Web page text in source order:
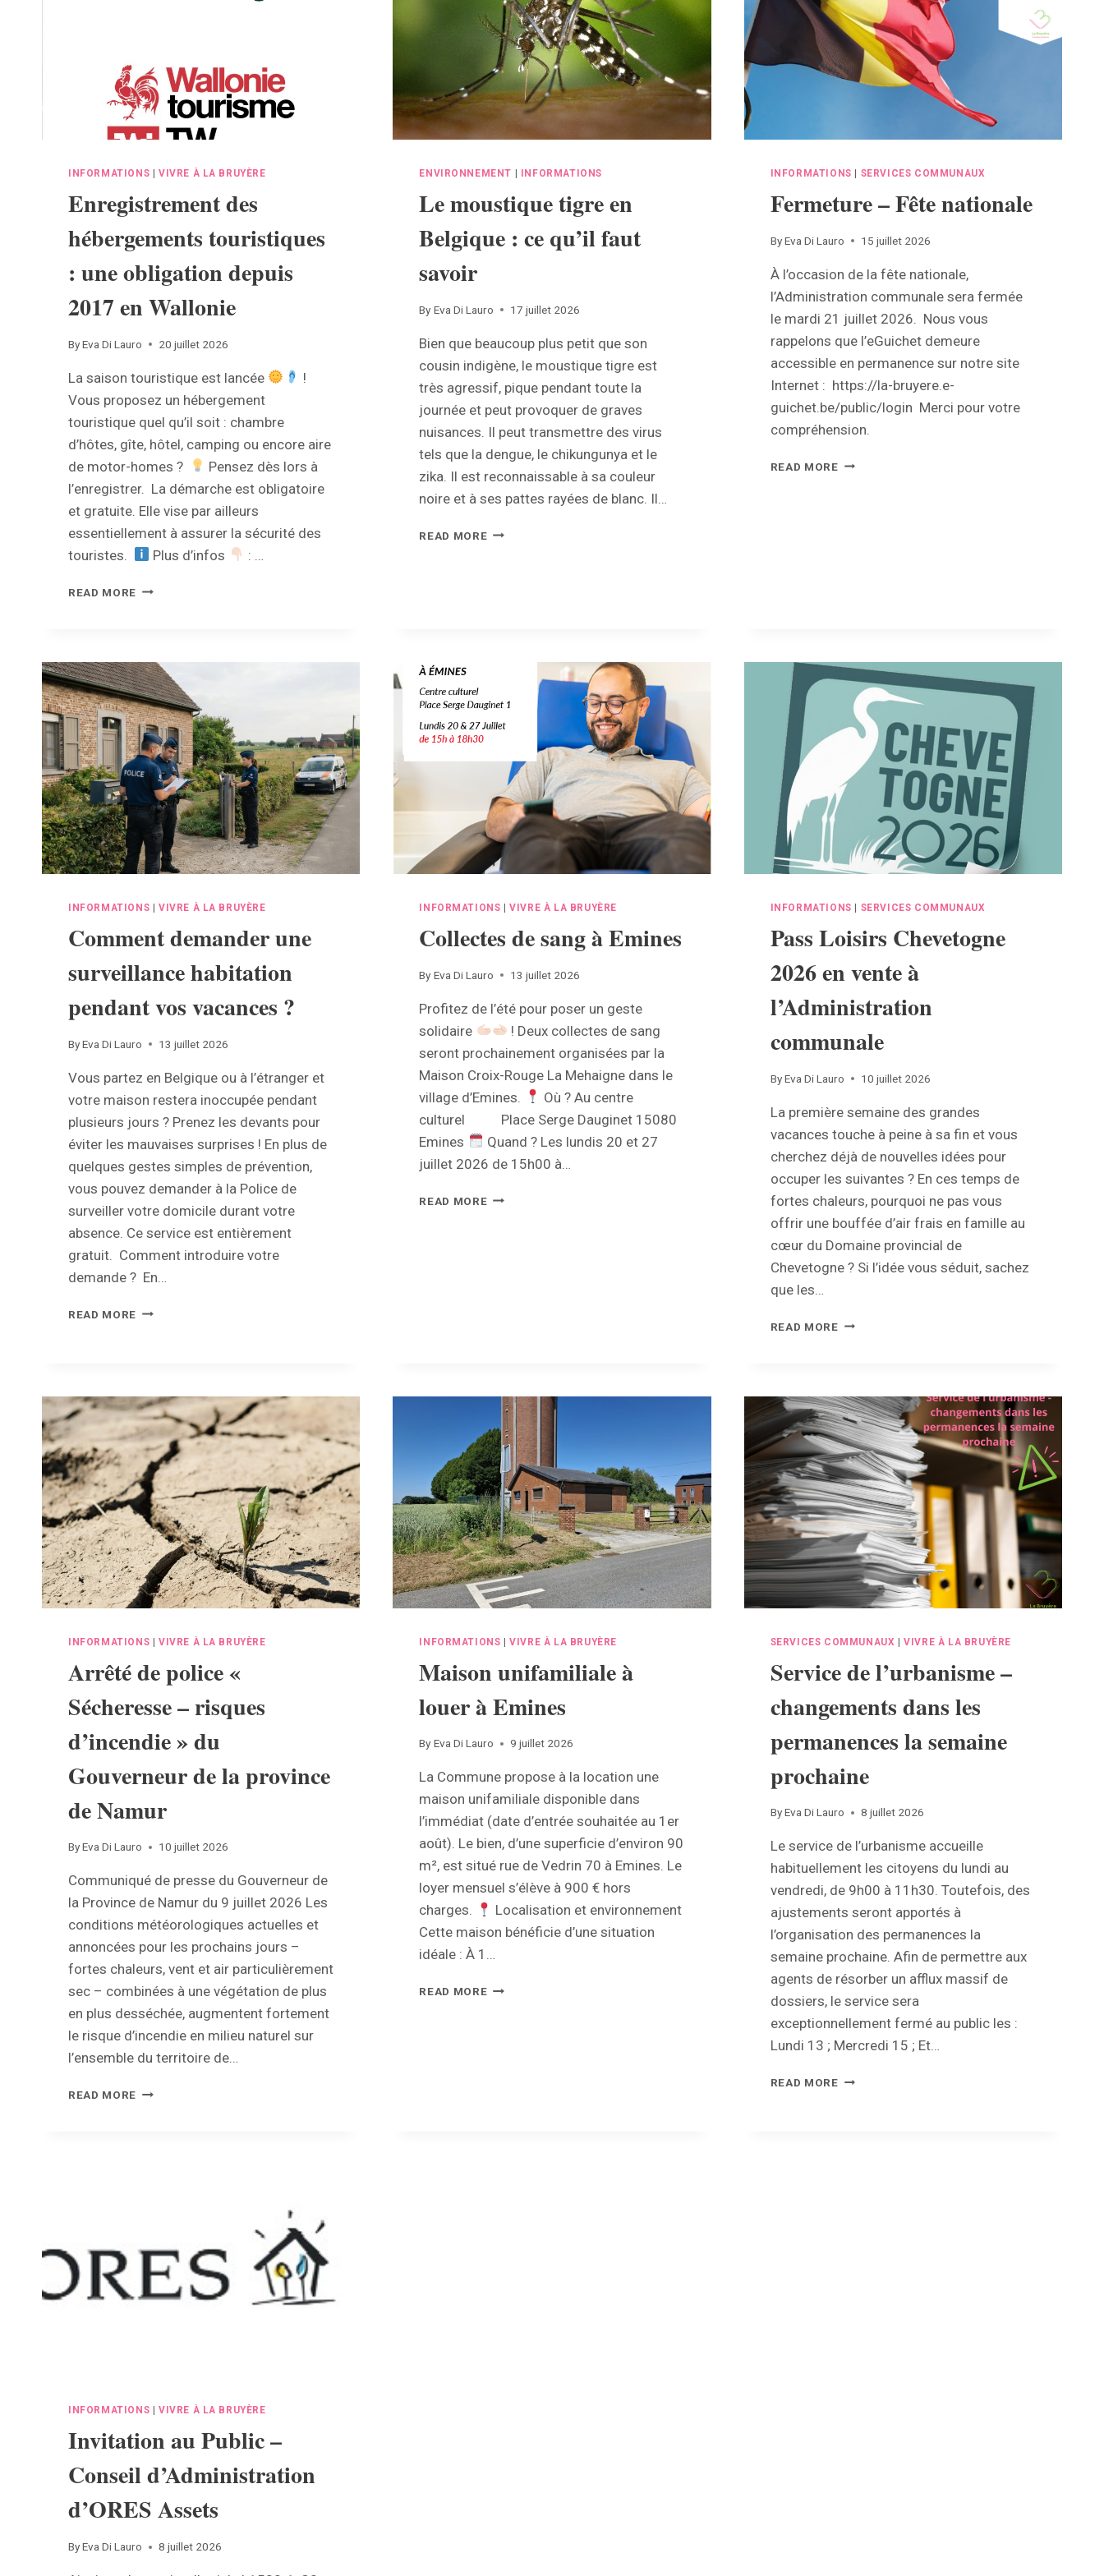
INFORMATIONS VIVRE À LA BRUYÈRE
Enregistrement des
hébergements touristiques
: une obligation depuis
2017 en Wallonie
ByEva Di Lauro 20 juillet 2026
La saison touristique est lancée
!
Vous proposez un hébergement
touristique quel qu’il soit : chambre
d’hôtes, gîte, hôtel, camping ou encore aire
de motor-homes ?
Pensez dès lors à
l’enregistrer. La démarche est obligatoire
et gratuite. Elle vise par ailleurs
essentiellement à assurer la sécurité des
touristes.
Plus d’infos : …
READ MORE ENREGISTREMENT
UNE
OBLIGATION
DEPUIS
2017
EN
WALLONIE
ENVIRONNEMENT INFORMATIONS
Le moustique tigre en
Belgique : ce qu’il faut
savoir
By Eva Di Lauro 17 juillet 2026
Bien que beaucoup plus petit que son
cousin indigène, le moustique tigre est
très agressif, pique pendant toute la
journée et peut provoquer de graves
nuisances. Il peut transmettre des virus
tels que la dengue, le chikungunya et le
zika. Il est reconnaissable à sa couleur
noire et à ses pattes rayées de blanc. Il…
READ MORE LE
INFORMATIONS SERVICES COMMUNAUX
Fermeture – Fête nationale
By Eva Di Lauro 15 juillet 2026
À l’occasion de la fête nationale,
l’Administration communale sera fermée
le mardi 21 juillet 2026. Nous vous
rappelons que l’eGuichet demeure
accessible en permanence sur notre site
Internet : https://la-bruyere.e-
guichet.be/public/login Merci pour votre
compréhension.
READ MORE FERMETURE
INFORMATIONS VIVRE À LA BRUYÈRE
Comment demander une
surveillance habitation
pendant vos vacances ?
ByEva Di Lauro 13 juillet 2026
Vous partez en Belgique ou à l’étranger et
votre maison restera inoccupée pendant
plusieurs jours ? Prenez les devants pour
éviter les mauvaises surprises ! En plus de
quelques gestes simples de prévention,
vous pouvez demander à la Police de
surveiller votre domicile durant votre
absence. Ce service est entièrement
gratuit. Comment introduire votre
demande ? En…
READ MORE COMMENT
PENDANT
VOS
VACANCES
?
INFORMATIONS |VIVRE À LA BRUYÈRE
Collectes de sang à Emines
By Eva Di Lauro 13 juillet 2026
Profitez de l’été pour poser un geste
solidaire
! Deux collectes de sang
seront prochainement organisées par la
Maison Croix-Rouge La Mehaigne dans le
village d’Emines.
Où ? Au centre
culturel Place Serge Dauginet 15080
Emines
Quand ? Les lundis 20 et 27
juillet 2026 de 15h00 à…
READ MORE COLLECTES
INFORMATIONS SERVICES COMMUNAUX
Pass Loisirs Chevetogne
2026 en vente à
l’Administration
communale
By Eva Di Lauro 10 juillet 2026
La première semaine des grandes
vacances touche à peine à sa fin et vous
cherchez déjà de nouvelles idées pour
occuper les suivantes ? En ces temps de
fortes chaleurs, pourquoi ne pas vous
offrir une bouffée d’air frais en famille au
cœur du Domaine provincial de
Chevetogne ? Si l’idée vous séduit, sachez
que les…
READ MORE PASS
VENTE
À
L’ADMINISTRATION
COMMUNALE
INFORMATIONS | VIVRE À LA BRUYÈRE
Arrêté de police «
Sécheresse – risques
d’incendie » du
Gouverneur de la province
de Namur
ByEva Di Lauro 10 juillet 2026
Communiqué de presse du Gouverneur de
la Province de Namur du 9 juillet 2026 Les
conditions météorologiques actuelles et
annoncées pour les prochains jours –
fortes chaleurs, vent et air particulièrement
sec – combinées à une végétation de plus
en plus desséchée, augmentent fortement
le risque d’incendie en milieu naturel sur
l’ensemble du territoire de…
READ MORE ARRÊTÉ
DU
GOUVERNEUR
LA
INFORMATIONS |VIVRE À LA BRUYÈRE
Maison unifamiliale à
louer à Emines
By Eva Di Lauro 9 juillet 2026
La Commune propose à la location une
maison unifamiliale disponible dans
l’immédiat (date d’entrée souhaitée au 1er
août). Le bien, d’une superficie d’environ 90
m², est situé rue de Vedrin 70 à Emines. Le
loyer mensuel s’élève à 900 € hors
charges.
Localisation et environnement
Cette maison bénéficie d’une situation
idéale : À 1…
READ MORE MAISON
SERVICES COMMUNAUX |VIVRE À LA BRUYÈRE
Service de l’urbanisme –
changements dans les
permanences la semaine
prochaine
By Eva Di Lauro 8 juillet 2026
Le service de l’urbanisme accueille
habituellement les citoyens du lundi au
vendredi, de 9h00 à 11h30. Toutefois, des
ajustements seront apportés à
l’organisation des permanences la
semaine prochaine. Afin de permettre aux
agents de résorber un afflux massif de
dossiers, le service sera
exceptionnellement fermé au public les :
Lundi 13 ; Mercredi 15 ; Et…
READ MORE SERVICE
INFORMATIONS VIVRE À LA BRUYÈRE
Invitation au Public –
Conseil d’Administration
d’ORES Assets
ByEva Di Lauro 8 juillet 2026